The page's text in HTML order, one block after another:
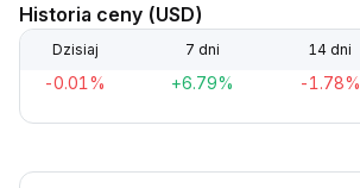
Historia ceny (USD)
Dzisiaj 7 dni 14 dni
-0.01% +6.79% -1.78%